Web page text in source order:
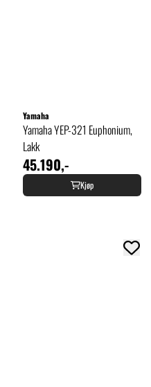
Yamaha
Yamaha YEP-321 Euphonium,
Lakk
45.190,-
Kjøp